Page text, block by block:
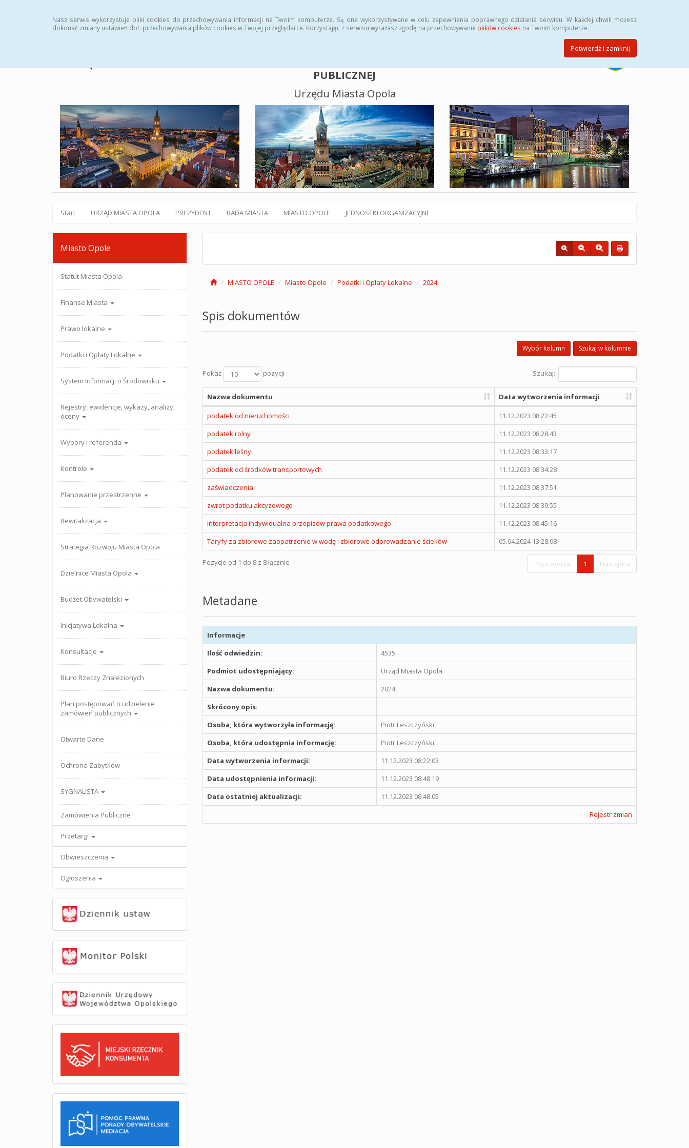
Nasz serwis wykorzystuje pliki cookies do przechowywania informacji na Twoim komputerze. Są one wykorzystywane w celu zapewnienia poprawnego działania serwisu. W każdej chwili możesz
dokonać zmiany ustawień dot. przechowywania plików cookies w Twojej przeglądarce. Korzystając z serwisu wyrażasz zgodę na przechowywanie plików cookies na Twoim komputerze.
Potwierdź i zamknij
PUBLICZNEJ
Urzędu Miasta Opola
Start URZĄD MIASTA OPOLA PREZYDENT RADA MIASTA MIASTO OPOLE JEDNOSTKI ORGANIZACYJNE
Miasto Opole
Statut Miasta Opola
Finanse Miasta
Prawo lokalne
Podatki i Opłaty Lokalne
System Informacji o Środowisku
Rejestry, ewidencje, wykazy, analizy,
oceny
Wybory i referenda
Kontrole
Planowanie przestrzenne
Rewitalizacja
Strategia Rozwoju Miasta Opola
Dzielnice Miasta Opola
Budżet Obywatelski
Inicjatywa Lokalna
Konsultacje
Biuro Rzeczy Znalezionych
Plan postępowań o udzielenie
zamówień publicznych
Otwarte Dane
Ochrona Zabytków
SYGNALISTA
Zamówienia Publiczne
Przetargi
Obwieszczenia
Ogłoszenia
MIASTO OPOLE Miasto Opole Podatki i Opłaty Lokalne 2024
Spis dokumentów
Szukaj w kolumnie
Wybór kolumn
Pokaż pozycji Szukaj:
Nazwa dokumentu Data wytworzenia informacji
podatek od nieruchomości
11.12.2023 08:22:45
podatek rolny
11.12.2023 08:28:43
podatek leśny
11.12.2023 08:33:17
podatek od środków transportowych
11.12.2023 08:34:28
zaświadczenia
11.12.2023 08:37:51
zwrot podatku akcyzowego
11.12.2023 08:39:55
interpretacja indywidualna przepisów prawa podatkowego
11.12.2023 08:45:16
Taryfy za zbiorowe zaopatrzenie w wodę i zbiorowe odprowadzanie ścieków
05.04.2024 13:28:08
Pozycje od 1 do 8 z 8 łącznie Poprzednia 1 Następna
Metadane
Informacje
Ilość odwiedzin:
4535
Podmiot udostępniający:
Urząd Miasta Opola
Nazwa dokumentu:
2024
Skrócony opis:
Osoba, która wytworzyła informację:
Piotr Leszczyński
Osoba, która udostępnia informację:
Piotr Leszczyński
Data wytworzenia informacji:
11.12.2023 08:22:03
Data udostępnienia informacji:
11.12.2023 08:48:19
Data ostatniej aktualizacji:
11.12.2023 08:48:05
Rejestr zmian